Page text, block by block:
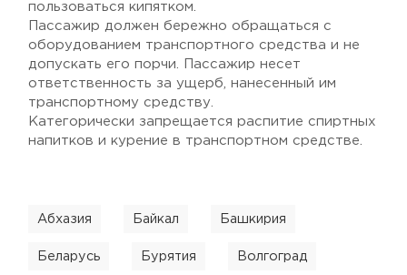
пользоваться кипятком.
Пассажир должен бережно обращаться с
оборудованием транспортного средства и не
допускать его порчи. Пассажир несет
ответственность за ущерб, нанесенный им
транспортному средству.
Категорически запрещается распитие спиртных
напитков и курение в транспортном средстве.
Абхазия Байкал Башкирия
Беларусь Бурятия Волгоград